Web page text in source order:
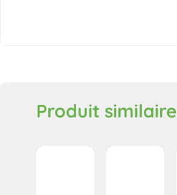
Produit similaire